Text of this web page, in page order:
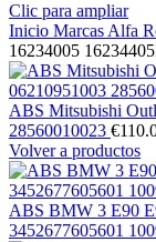
Clic para ampliar
Inicio Marcas Alfa
16234005
ABS Mitsubishi
28560010023 €
Volver a productos
ABS BMW 3 E90
3452677605601